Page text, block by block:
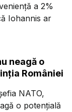
a 2%
Iohannis ar
neagă o
României
NATO,
o potențială